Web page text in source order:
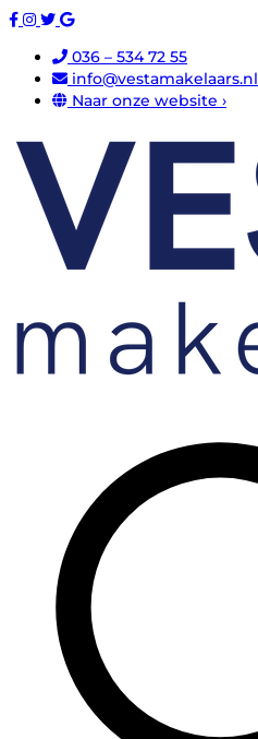
036 – 534 72 55
info@vestamakelaars.nl
Naar onze website ›